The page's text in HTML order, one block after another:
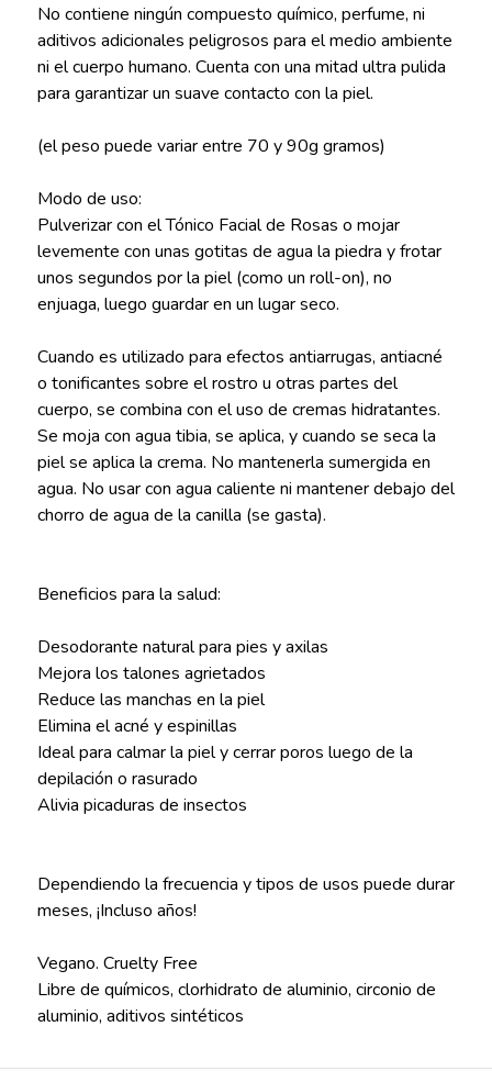
No contiene ningún compuesto químico, perfume, ni
aditivos adicionales peligrosos para el medio ambiente
ni el cuerpo humano. Cuenta con una mitad ultra pulida
para garantizar un suave contacto con la piel.
(el peso puede variar entre 70 y 90g gramos)
Modo de uso:
Pulverizar con el Tónico Facial de Rosas o mojar
levemente con unas gotitas de agua la piedra y frotar
unos segundos por la piel (como un roll-on), no
enjuaga, luego guardar en un lugar seco.
Cuando es utilizado para efectos antiarrugas, antiacné
o tonificantes sobre el rostro u otras partes del
cuerpo, se combina con el uso de cremas hidratantes.
Se moja con agua tibia, se aplica, y cuando se seca la
piel se aplica la crema. No mantenerla sumergida en
agua. No usar con agua caliente ni mantener debajo del
chorro de agua de la canilla (se gasta).
Beneficios para la salud:
Desodorante natural para pies y axilas
Mejora los talones agrietados
Reduce las manchas en la piel
Elimina el acné y espinillas
Ideal para calmar la piel y cerrar poros luego de la
depilación o rasurado
Alivia picaduras de insectos
Dependiendo la frecuencia y tipos de usos puede durar
meses, ¡Incluso años!
Vegano. Cruelty Free
Libre de químicos, clorhidrato de aluminio, circonio de
aluminio, aditivos sintéticos